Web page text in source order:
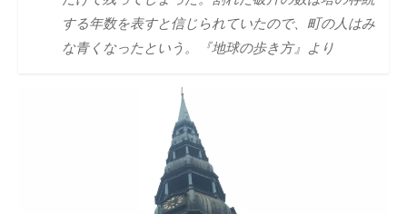
する年数を表すと信じられていたので、町の人はみ
な青くなったという。『地球の歩き方』より